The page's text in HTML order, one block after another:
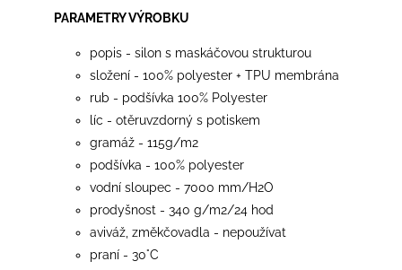
PARAMETRY VÝROBKU
popis - silon s maskáčovou strukturou
složení - 100% polyester + TPU membrána
rub - podšívka 100% Polyester
líc - otěruvzdorný s potiskem
gramáž - 115g/m2
podšívka - 100% polyester
vodní sloupec - 7000 mm/H2O
prodyšnost - 340 g/m2/24 hod
aviváž, změkčovadla - nepoužívat
praní - 30°C